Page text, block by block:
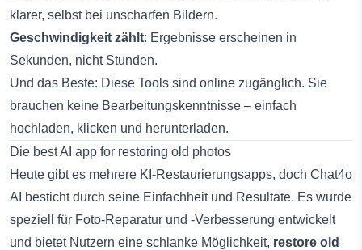
klarer, selbst bei unscharfen Bildern.
Geschwindigkeit zählt: Ergebnisse erscheinen in
Sekunden, nicht Stunden.
Und das Beste: Diese Tools sind online zugänglich. Sie
brauchen keine Bearbeitungskenntnisse – einfach
hochladen, klicken und herunterladen.
Die best AI app for restoring old photos
Heute gibt es mehrere KI-Restaurierungsapps, doch Chat4o
AI besticht durch seine Einfachheit und Resultate. Es wurde
speziell für Foto-Reparatur und -Verbesserung entwickelt
und bietet Nutzern eine schlanke Möglichkeit, restore old